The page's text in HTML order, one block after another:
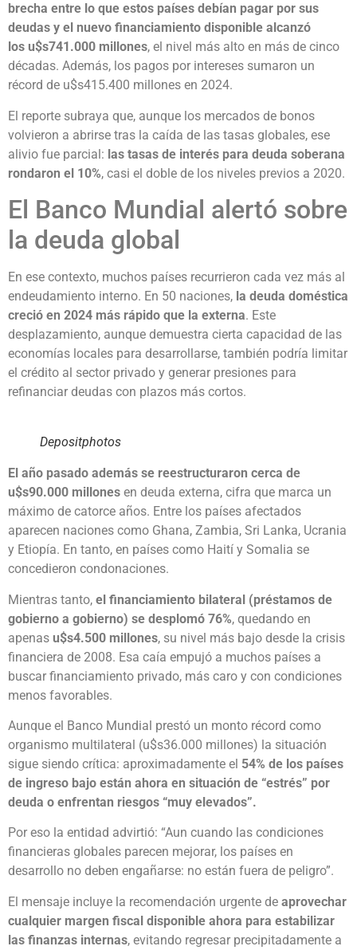
brecha entre lo que estos países debían pagar por sus
deudas y el nuevo financiamiento disponible alcanzó
los u$s741.000 millones, el nivel más alto en más de cinco
décadas. Además, los pagos por intereses sumaron un
récord de u$s415.400 millones en 2024.
El reporte subraya que, aunque los mercados de bonos
volvieron a abrirse tras la caída de las tasas globales, ese
alivio fue parcial: las tasas de interés para deuda soberana
rondaron el 10%, casi el doble de los niveles previos a 2020.
El Banco Mundial alertó sobre
la deuda global
En ese contexto, muchos países recurrieron cada vez más al
endeudamiento interno. En 50 naciones, la deuda doméstica
creció en 2024 más rápido que la externa. Este
desplazamiento, aunque demuestra cierta capacidad de las
economías locales para desarrollarse, también podría limitar
el crédito al sector privado y generar presiones para
refinanciar deudas con plazos más cortos.
Depositphotos
El año pasado además se reestructuraron cerca de
u$s90.000 millones en deuda externa, cifra que marca un
máximo de catorce años. Entre los países afectados
aparecen naciones como Ghana, Zambia, Sri Lanka, Ucrania
y Etiopía. En tanto, en países como Haití y Somalia se
concedieron condonaciones.
Mientras tanto, el financiamiento bilateral (préstamos de
gobierno a gobierno) se desplomó 76%, quedando en
apenas u$s4.500 millones, su nivel más bajo desde la crisis
financiera de 2008. Esa caía empujó a muchos países a
buscar financiamiento privado, más caro y con condiciones
menos favorables.
Aunque el Banco Mundial prestó un monto récord como
organismo multilateral (u$s36.000 millones) la situación
sigue siendo crítica: aproximadamente el 54% de los países
de ingreso bajo están ahora en situación de “estrés” por
deuda o enfrentan riesgos “muy elevados”.
Por eso la entidad advirtió: “Aun cuando las condiciones
financieras globales parecen mejorar, los países en
desarrollo no deben engañarse: no están fuera de peligro”.
El mensaje incluye la recomendación urgente de aprovechar
cualquier margen fiscal disponible ahora para estabilizar
las finanzas internas, evitando regresar precipitadamente a